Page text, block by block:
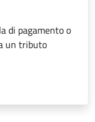
di pagamento o
un tributo